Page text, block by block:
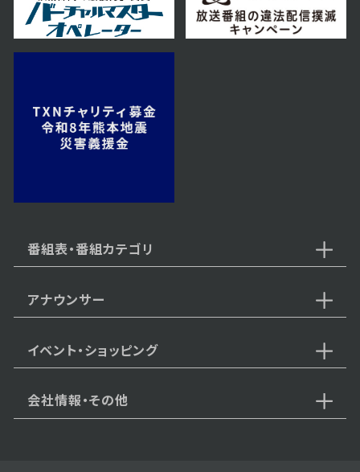
第55話
2024年11月07日 放送
番組表・番組カテゴリ
アナウンサー
イベント・ショッピング
会社情報・その他